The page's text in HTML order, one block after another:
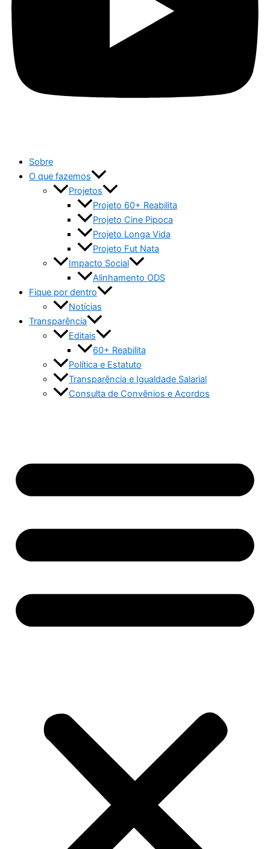
Sobre
O que fazemos
Projetos
Projeto 60+ Reabilita
Projeto Cine Pipoca
Projeto Longa Vida
Projeto Fut Nata
Impacto Social
Alinhamento ODS
Fique por dentro
Notícias
Transparência
Editais
60+ Reabilita
Política e Estatuto
Transparência e Igualdade Salarial
Consulta de Convênios e Acordos